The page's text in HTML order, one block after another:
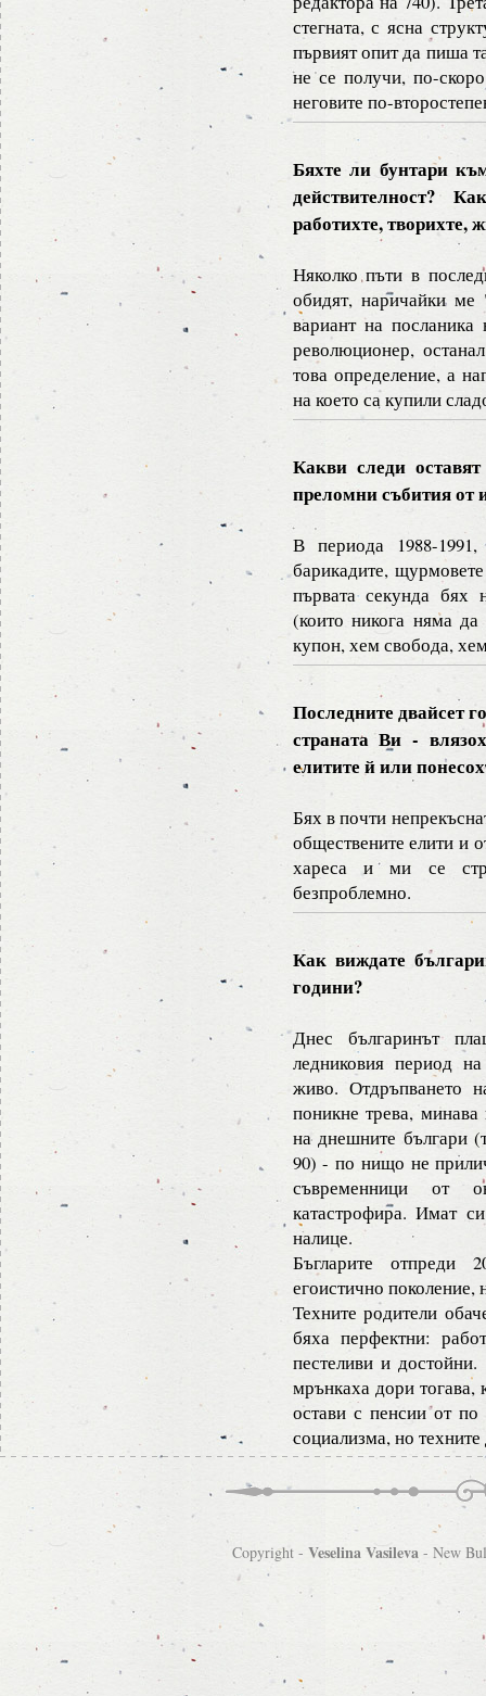
стегната, с ясна
първият опит да пиша
не се получи, по-
неговите по-
Бяхте ли бунтари
действителност?
работихте, творихте,
Няколко пъти в
обидят, наричайки
вариант на
революционер,
това определение, а
на което са купили
Какви следи
преломни събития от
В периода 1988-
барикадите,
първата секунда бях
(които никога няма
купон, хем свобода,
Последните двайсет
страната Ви -
елитите й или
Бях в почти
обществените елити и
хареса и ми се
безпроблемно.
Как виждате
години?
Днес българинът
ледниковия период
живо. Отдръпването
поникне трева,
на днешните българи
90) - по нищо не
съвременници от
катастрофира. Имат
налице.
Бъгларите отпреди
егоистично поколение,
Техните родители
бяха перфектни:
пестеливи и
мрънкаха дори тогава,
остави с пенсии от
социализма, но
Copyright - Veselina Vasileva- New